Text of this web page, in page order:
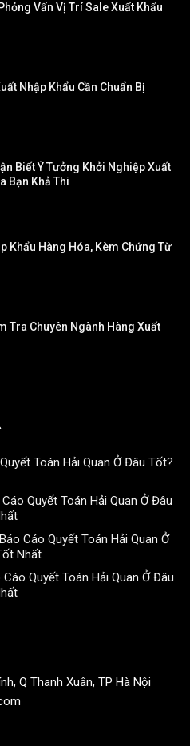
Vấn Vị Trí Sale Xuất Khẩu
Nhập Khẩu Cần Chuẩn Bị
Biết Ý Tưởng Khởi Nghiệp Xuất
Bạn Khả Thi
Khẩu Hàng Hóa, Kèm Chứng Từ
Tra Chuyên Ngành Hàng Xuất
Toán Hải Quan Ở Đâu Tốt?
Quyết Toán Hải Quan Ở Đâu
Cáo Quyết Toán Hải Quan Ở
Nhất
Quyết Toán Hải Quan Ở Đâu
Q Thanh Xuân, TP Hà Nội